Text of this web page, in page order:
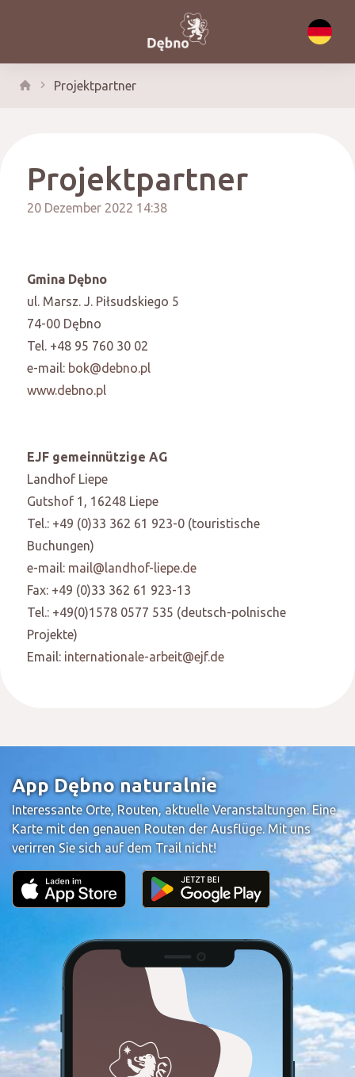
Projektpartner
Projektpartner
20 Dezember 2022 14:38
Gmina Dębno
ul. Marsz. J. Piłsudskiego 5
74-00 Dębno
Tel. +48 95 760 30 02
e-mail: bok@debno.pl
www.debno.pl
EJF gemeinnützige AG
Landhof Liepe
Gutshof 1, 16248 Liepe
Tel.: +49 (0)33 362 61 923-0 (touristische
Buchungen)
e-mail: mail@landhof-liepe.de
Fax: +49 (0)33 362 61 923-13
Tel.: +49(0)1578 0577 535 (deutsch-polnische
Projekte)
Email: internationale-arbeit@ejf.de
App Dębno naturalnie
Interessante Orte, Routen, aktuelle Veranstaltungen. Eine
Karte mit den genauen Routen der Ausflüge. Mit uns
verirren Sie sich auf dem Trail nicht!